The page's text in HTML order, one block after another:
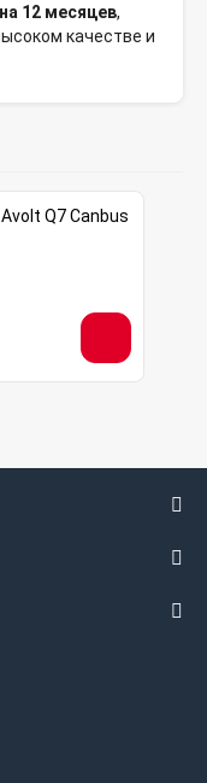
12 месяцев,
качестве и
Q7 Canbus